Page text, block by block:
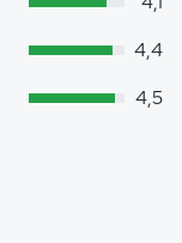
4,4
4,5